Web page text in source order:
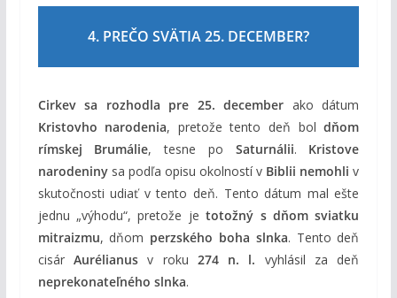
4. PREČO SVÄTIA 25. DECEMBER?
Cirkev sa rozhodla pre 25. december ako dátum
Kristovho narodenia, pretože tento deň boldňom
rímskej Brumálie, tesne po Saturnálii. Kristove
narodeninysa podľa opisu okolností v Biblii nemohli v
skutočnosti udiať v tento deň. Tento dátum mal ešte
jednu „výhodu“, pretože jetotožný s dňom sviatku
mitraizmu, dňom perzského boha slnka. Tento deň
cisárAurélianus v roku 274 n. l. vyhlásil za deň
neprekonateľného slnka.